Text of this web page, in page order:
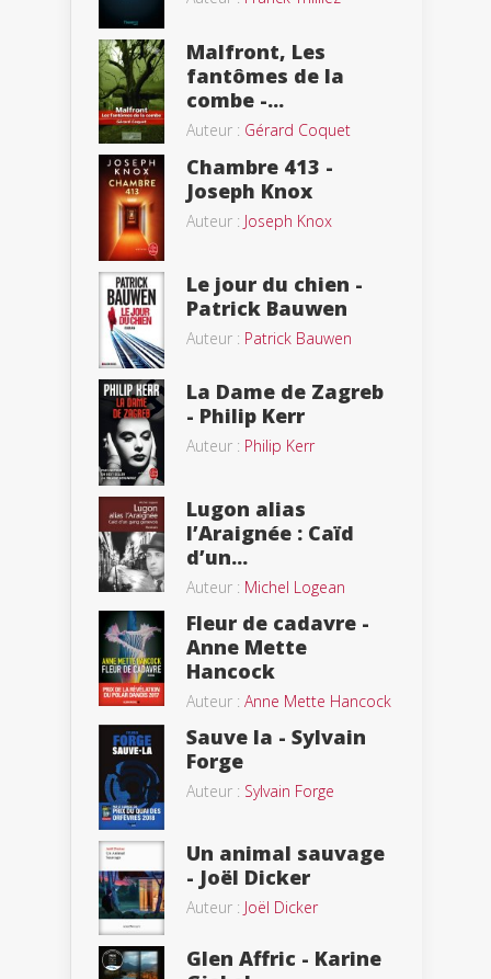
Malfront, Les
fantômes de la
combe -...
Auteur : Gérard Coquet
Chambre 413 -
Joseph Knox
Auteur : Joseph Knox
Le jour du chien -
Patrick Bauwen
Auteur : Patrick Bauwen
La Dame de Zagreb
- Philip Kerr
Auteur : Philip Kerr
Lugon alias
l’Araignée : Caïd
d’un...
Auteur : Michel Logean
Fleur de cadavre -
Anne Mette
Hancock
Auteur : Anne Mette Hancock
Sauve la - Sylvain
Forge
Auteur : Sylvain Forge
Un animal sauvage
- Joël Dicker
Auteur : Joël Dicker
Glen Affric - Karine